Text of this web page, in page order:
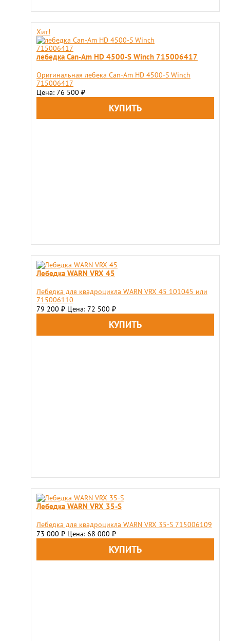
Хит!
лебедка Can-Am HD 4500-S Winch 715006417
Оригинальная лебека Can-Am HD 4500-S Winch
715006417
Цена: 76 500 ₽
Лебедка WARN VRX 45
Лебедка для квадроцикла WARN VRX 45 101045 или
715006110
79 200 ₽ Цена: 72 500 ₽
Лебедка WARN VRX 35-S
Лебедка для квадроцикла WARN VRX 35-S 715006109
73 000 ₽ Цена: 68 000 ₽